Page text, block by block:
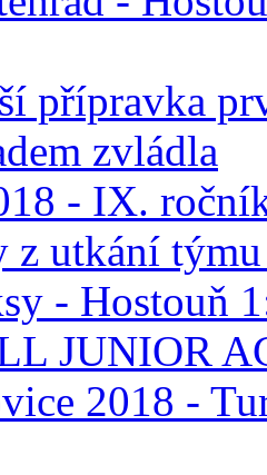
přípravka
zvládla
- IX.
z utkání
- Hostouň
JUNIOR
2018 -